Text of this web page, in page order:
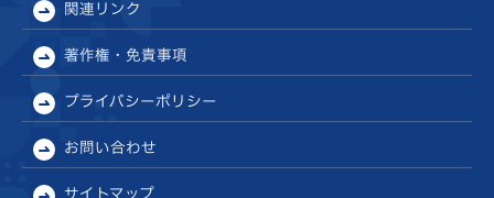
関連リンク
著作権・免責事項
プライバシーポリシー
お問い合わせ
サイトマップ